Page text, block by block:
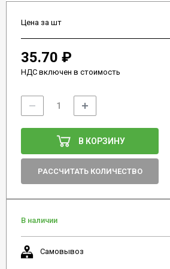
Цена за шт
35.70 ₽
НДС включен в стоимость
В КОРЗИНУ
РАССЧИТАТЬ КОЛИЧЕСТВО
В наличии
Самовывоз